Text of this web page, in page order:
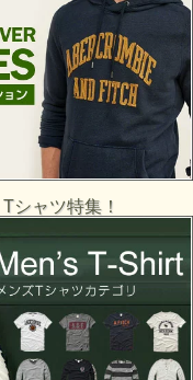
シャツ特集！